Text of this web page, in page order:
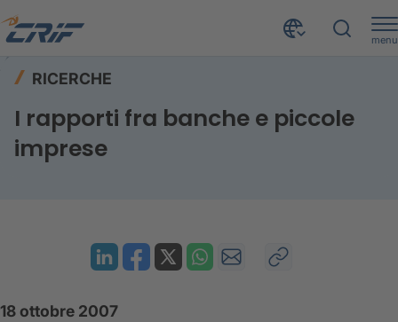
menu
RICERCHE
I rapporti fra banche e piccole
imprese
18 ottobre 2007